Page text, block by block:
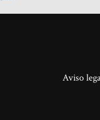
Aviso